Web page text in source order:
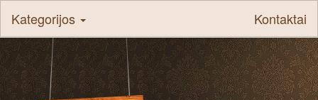
Kategorijos Kontaktai